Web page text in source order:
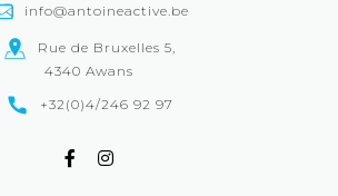
info@antoineactive.be
Rue de Bruxelles 5,
4340 Awans
+32(0)4/246 92 97